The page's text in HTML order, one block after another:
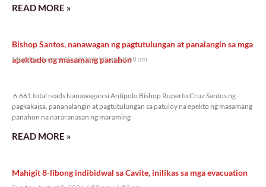
READ MORE »
Bishop Santos, nanawagan ng pagtutulungan at panalangin sa mga
apektado ng masamang panahon
Monday, August 10, 2026 8:58 am 8:58 am
6,661 total reads Nanawagan si Antipolo Bishop Ruperto Cruz Santos ng
pagkakaisa, pananalangin at pagtutulungan sa patuloy na epekto ng masamang
panahon na nararanasan ng maraming
READ MORE »
Mahigit 8-libong indibidwal sa Cavite, inilikas sa mga evacuation